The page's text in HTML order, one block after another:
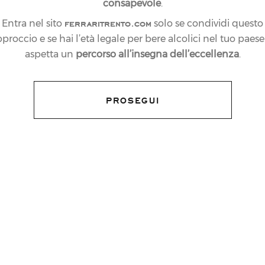
consapevole.
Entra nel sito ferraritrento.com solo se condividi questo
e se hai l’età legale per bere alcolici nel tuo
aspetta un percorso all’insegna dell’eccellenza.
PROSEGUI